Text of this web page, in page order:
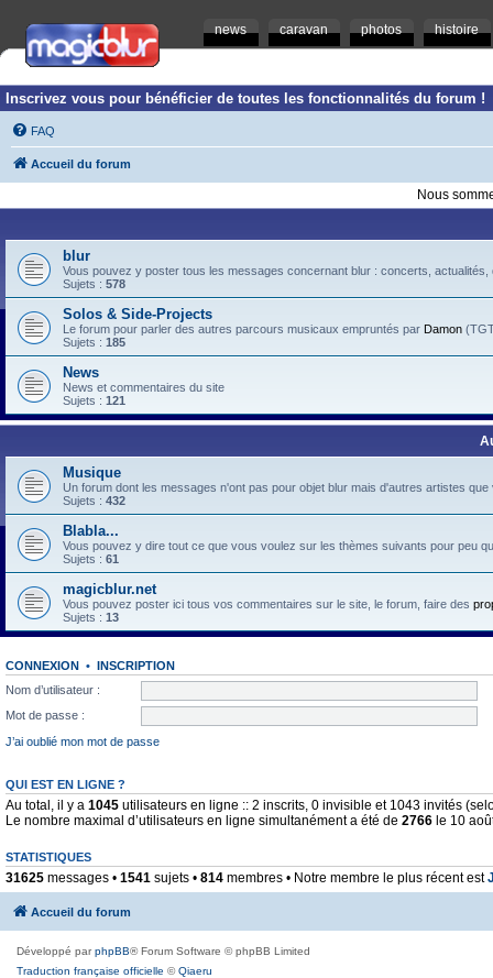
news caravan photos histoire
Inscrivez vous pour bénéficier de toutes les fonctionnalités du forum !
FAQ
Accueil du forum
Nous
blur
Vous pouvez y poster tous les messages concernant blur : concerts,
Sujets : 578
Solos & Side-Projects
Le forum pour parler des autres parcours musicaux empruntés par Damon
Sujets : 185
News
News et commentaires du site
Sujets : 121
Musique
Un forum dont les messages n'ont pas pour objet blur mais d'autres artistes
Sujets : 432
Blabla...
Vous pouvez y dire tout ce que vous voulez sur les thèmes suivants pour peu
Sujets : 61
magicblur.net
Vous pouvez poster ici tous vos commentaires sur le site, le forum, faire des
Sujets : 13
CONNEXION • INSCRIPTION
Nom d’utilisateur :
Mot de passe :
J’ai oublié mon mot de passe
QUI EST EN LIGNE ?
Au total, il y a 1045 utilisateurs en ligne :: 2 inscrits, 0 invisible et 1043 invités
Le nombre maximal d’utilisateurs en ligne simultanément a été de 2766 le 10
STATISTIQUES
31625 messages • 1541 sujets • 814 membres • Notre membre le plus récent est
Accueil du forum
Développé parphpBB® Forum Software © phpBB Limited
Traduction française officielle ©Qiaeru